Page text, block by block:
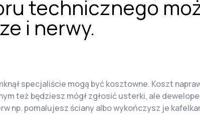
technicznego
i nerwy.
specjaliście mogą być kosztowne. Koszt
też będziesz mógł zgłosić usterki, ale
np. pomalujesz ściany albo wykończysz je